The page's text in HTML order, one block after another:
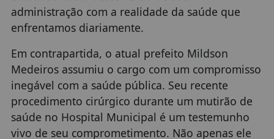
administração com a realidade da saúde que
enfrentamos diariamente.
Em contrapartida, o atual prefeito Mildson
Medeiros assumiu o cargo com um compromisso
inegável com a saúde pública. Seu recente
procedimento cirúrgico durante um mutirão de
saúde no Hospital Municipal é um testemunho
vivo de seu comprometimento. Não apenas ele